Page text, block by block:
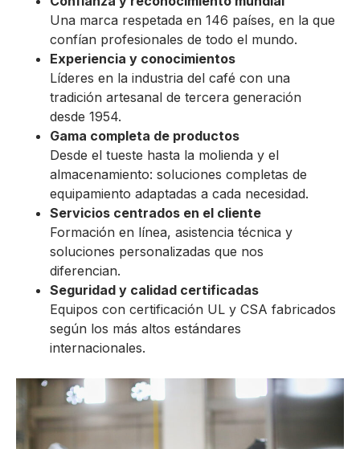
Una marca respetada en 146 países, en la que
confían profesionales de todo el mundo.
Experiencia y conocimientos
Líderes en la industria del café con una
tradición artesanal de tercera generación
desde 1954.
Gama completa de productos
Desde el tueste hasta la molienda y el
almacenamiento: soluciones completas de
equipamiento adaptadas a cada necesidad.
Servicios centrados en el cliente
Formación en línea, asistencia técnica y
soluciones personalizadas que nos
diferencian.
Seguridad y calidad certificadas
Equipos con certificación UL y CSA fabricados
según los más altos estándares
internacionales.